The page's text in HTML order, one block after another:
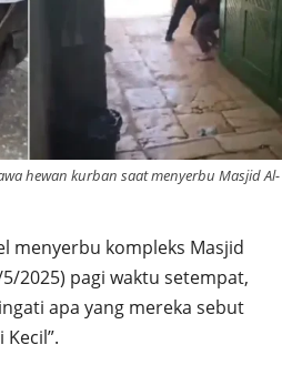
hewan kurban saat menyerbu Masjid Al-
menyerbu kompleks Masjid
2025) pagi waktu setempat,
apa yang mereka sebut
Kecil”.